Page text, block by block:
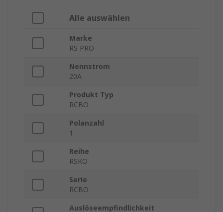
Alle auswählen
Marke
RS PRO
Nennstrom
20A
Produkt Typ
RCBO
Polanzahl
1
Reihe
RSKO
Serie
RCBO
Auslöseempfindlichkeit